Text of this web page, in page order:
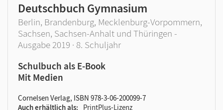
Deutschbuch Gymnasium
Berlin, Brandenburg, Mecklenburg-Vorpommern,
Sachsen, Sachsen-Anhalt und Thüringen -
Ausgabe 2019 · 8. Schuljahr
Schulbuch als E-Book
Mit Medien
Cornelsen Verlag, ISBN 978-3-06-200099-7
Auch erhältlich als
PrintPlus-Lizenz